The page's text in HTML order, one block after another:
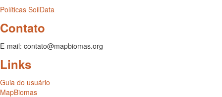
Políticas SoilData
Contato
E-mail: contato@mapbiomas.org
Links
Guia do usuário
MapBiomas